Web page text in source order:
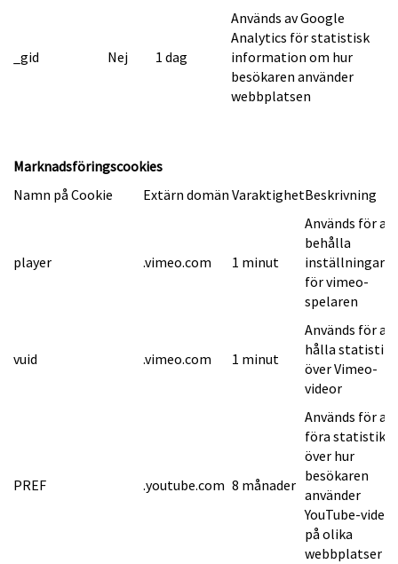
_gid Nej 1 dag
Används av Google
Analytics för statistisk
information om hur
besökaren använder
webbplatsen
Marknadsföringscookies
Namn på Cookie
Extärn domän VaraktighetBeskrivning
player .vimeo.com 1 minut
Används för att
behålla
för vimeo-
spelaren
vuid .vimeo.com 1 minut
Används för att
hålla statistik
över Vimeo-
videor
PREF .youtube.com 8 månader
Används för att
föra statistik
över hur
besökaren
använder
YouTube-videor
på olika
webbplatser